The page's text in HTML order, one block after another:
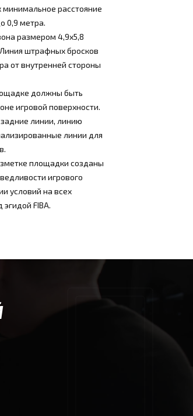
минимальное расстояние
0,9 метра.
размером 4,9х5,8
штрафных бросков
от внутренней стороны
должны быть
игровой поверхности.
линии, линию
линии для
площадки созданы
игрового
условий на всех
FIBA.